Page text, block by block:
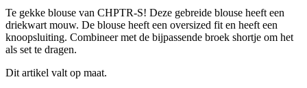
Te gekke blouse van CHPTR-S! Deze gebreide blouse heeft een
driekwart mouw. De blouse heeft een oversized fit en heeft een
knoopsluiting. Combineer met de bijpassende broek shortje om het
als set te dragen.
Dit artikel valt op maat.